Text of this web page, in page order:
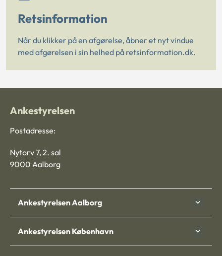
Retsinformation
Når du klikker på en afgørelse, åbner et nyt vindue
med afgørelsen i sin helhed på retsinformation.dk.
Ankestyrelsen
Postadresse:
Nytorv 7, 2. sal
9000 Aalborg
Ankestyrelsen Aalborg
Ankestyrelsen København